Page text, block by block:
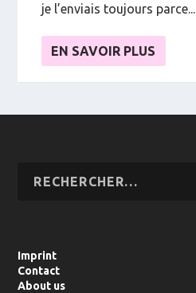
je l’enviais toujours parce...
EN SAVOIR PLUS
Imprint
Contact
About us